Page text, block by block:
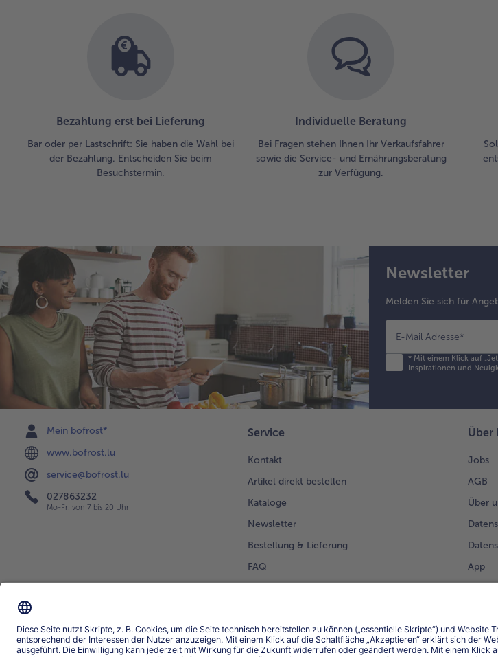
Bezahlung erst bei Lieferung
Bar oder per Lastschrift: Sie haben die Wahl bei
der Bezahlung. Entscheiden Sie beim
Besuchstermin.
Individuelle Beratung
Bei Fragen stehen Ihnen Ihr Verkaufsfahrer
sowie die Service- und Ernährungsberatung
zur Verfügung.
Newsletter
Melden Sie sich für
E-Mail Adresse*
*Mit einem Klick auf
Inspirationen und
Mein bofrost*
www.bofrost.lu
service@bofrost.lu
027863232
Mo-Fr. von 7 bis 20 Uhr
Service
Kontakt
Artikel direkt bestellen
Kataloge
Newsletter
Bestellung & Lieferung
FAQ
Über
Jobs
AGB
Über
App